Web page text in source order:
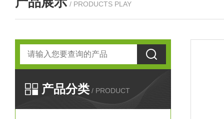
/ PRODUCTS PLAY
产品分类 / PRODUCT